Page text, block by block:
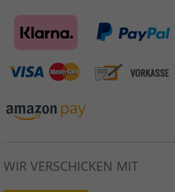
WIR VERSCHICKEN MIT